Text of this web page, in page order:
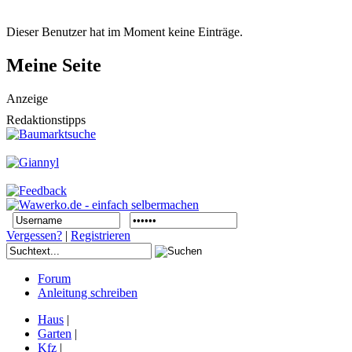
Dieser Benutzer hat im Moment keine Einträge.
Meine Seite
Anzeige
Redaktionstipps
Vergessen? | Registrieren
Forum
Anleitung schreiben
Haus |
Garten |
Kfz |